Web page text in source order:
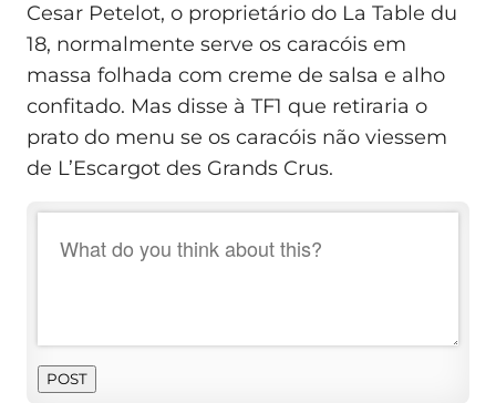
Cesar Petelot, o proprietário do La Table du
18, normalmente serve os caracóis em
massa folhada com creme de salsa e alho
confitado. Mas disse à TF1 que retiraria o
prato do menu se os caracóis não viessem
de L’Escargot des Grands Crus.
POST